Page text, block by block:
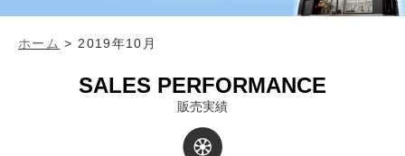
ホーム >2019年10月
SALES PERFORMANCE
販売実績